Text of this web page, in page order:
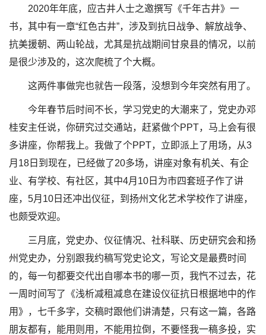
2020年年底，应古井人士之邀撰写《千年古井》一
书，其中有一章“红色古井”，涉及到抗日战争、解放战争、
抗美援朝、两山轮战，尤其是抗战期间甘泉县的情况，以前
是很少涉及的，这次爬梳了个大概。
这两件事做完也就告一段落，没想到今年突然有用了。
今年春节后时间不长，学习党史的大潮来了，党史办邓
桂安主任说，你研究过交通站，赶紧做个PPT，马上会有很
多讲座，你帮我上。我做了个PPT，立即派上了用场，从3
月18日到现在，已经做了20多场，讲座对象有机关、有企
业、有学校、有社区，其中4月10日为市四套班子作了讲
座，5月10日还冲出仪征，到扬州文化艺术学校作了讲座，
也颇受欢迎。
三月底，党史办、仪征情况、社科联、历史研究会和扬
州党史办，分别跟我约稿写党史论文，写论文是最费时间
的，每一句都要交代出自哪本书的哪一页，我忾不过去，花
一周时间写了《浅析减租减息在建设仪征抗日根据地中的作
用》，七千多字，交稿时跟他们讲清楚，只有这一篇，各路
朋友都有，能用则用，不能用拉倒，不要怪我一稿多投，实